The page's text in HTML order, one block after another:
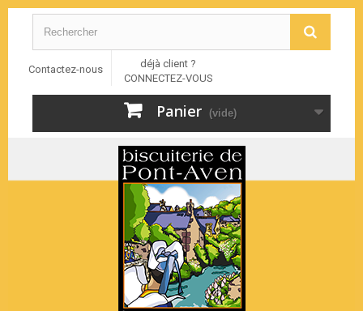
Contactez-nous
déjà client ?
CONNECTEZ-VOUS
Panier (vide)